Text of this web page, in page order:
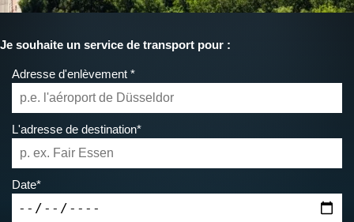
Je souhaite un service de transport pour :
Adresse d'enlèvement *
L'adresse de destination*
Date*